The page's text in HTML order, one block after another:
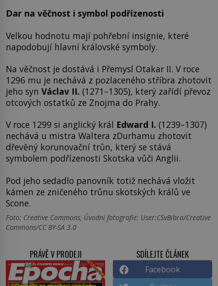
Dar na věčnost i symbol podřízenosti
Velkou hodnotu mají pohřební insignie, které
napodobují hlavní královské symboly.
Na věčnost je dostává i Přemysl Otakar II. V roce
1296 mu je nechává z pozlaceného stříbra zhotovit
jeho syn Václav II. (1271–1305), který zařídí převoz
otcových ostatků ze Znojma do Prahy.
V roce 1299 si anglický král Edward I. (1239–1307)
nechává u mistra Waltera zDurhamu zhotovit
dřevěný korunovační trůn, který se stává
symbolem podřízenosti Skotska vůči Anglii.
Pod jeho sedadlo panovník totiž nechává vložit
kámen ze zničeného trůnu skotských králů ve
Scone.
Foto: Creative Commons, Úvodní fotografie: User:CSvBibra/Creative
Commons/CC BY-SA 3.0
PRÁVĚ V PRODEJI SDÍLEJTE ČLÁNEK
Facebook